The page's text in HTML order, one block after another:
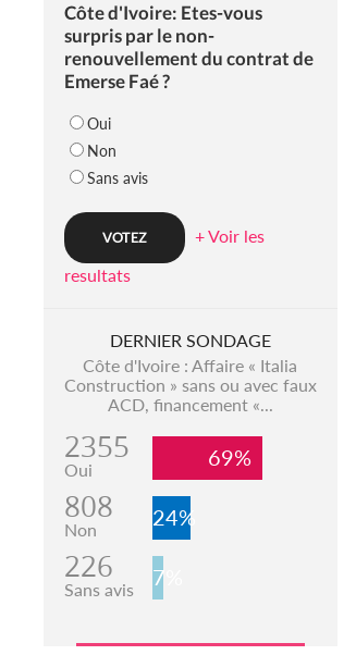
Côte d'Ivoire: Etes-vous
surpris par le non-
renouvellement du contrat de
Emerse Faé ?
Oui
Non
Sans avis
+ Voir les
resultats
DERNIER SONDAGE
Côte d'Ivoire : Affaire « Italia
Construction » sans ou avec faux
ACD, financement «...
2355
Oui 69%
808
Non 24%
226
Sans avis 7%